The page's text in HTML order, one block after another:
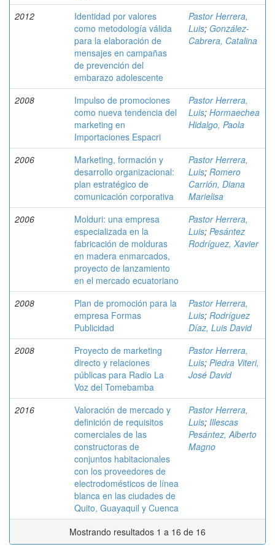
2012
Identidad por valores
como metodología válida
para la elaboración de
mensajes en campañas
de prevención del
embarazo adolescente
Pastor Herrera,
Luis; González-
Cabrera, Catalina
2008
Impulso de promociones
como nueva tendencia del
marketing en
Importaciones Espacri
Pastor Herrera,
Luis; Hormaechea
Hidalgo, Paola
2006
Marketing, formación y
desarrollo organizacional:
plan estratégico de
comunicación corporativa
Pastor Herrera,
Luis; Romero
Carrión, Diana
Marielisa
2006
Molduri: una empresa
especializada en la
fabricación de molduras
en madera enmarcados,
proyecto de lanzamiento
en el mercado ecuatoriano
Pastor Herrera,
Luis; Pesántez
Rodríguez, Xavier
2008
Plan de promoción para la
empresa Formas
Publicidad
Pastor Herrera,
Luis; Rodríguez
Díaz, Luis David
2008
Proyecto de marketing
directo y relaciones
públicas para Radio La
Voz del Tomebamba
Pastor Herrera,
Luis; Piedra Viteri,
José David
2016
Valoración de mercado y
definición de requisitos
comerciales de las
constructoras de
conjuntos habitacionales
con los proveedores de
electrodomésticos de línea
blanca en las ciudades de
Quito, Guayaquil y Cuenca
Pastor Herrera,
Luis; Illescas
Pesántez, Alberto
Magno
Mostrando resultados 1 a 16 de 16